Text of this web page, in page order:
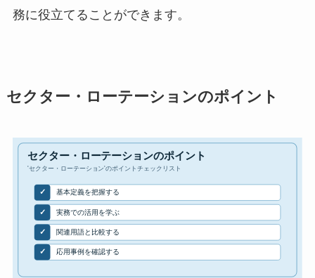
務に役立てることができます。
セクター・ローテーションのポイント